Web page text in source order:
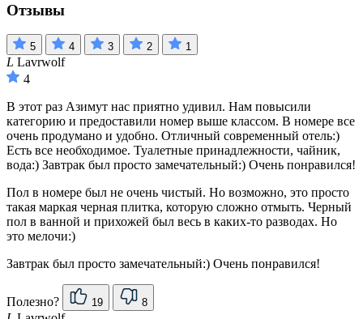
Отзывы
5 4 3 2 1
L Lavrwolf
4
В этот раз Азимут нас приятно удивил. Нам повысили
категорию и предоставили номер выше классом. В номере все
очень продумано и удобно. Отличный современный отель:)
Есть все необходимое. Туалетные принадлежности, чайник,
вода:) Завтрак был просто замечательный:) Очень понравился!
Пол в номере был не очень чистый. Но возможно, это просто
такая маркая черная плитка, которую сложно отмыть. Черный
пол в ванной и прихожей был весь в каких-то разводах. Но
это мелочи:)
Завтрак был просто замечательный:) Очень понравился!
Полезно? 19 8